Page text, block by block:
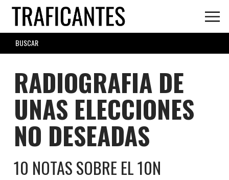
Skip
main
content
SEARCH
FORM
RADIOGRAFIA DE
UNAS ELECCIONES
NO DESEADAS
10 NOTAS SOBRE EL 10N